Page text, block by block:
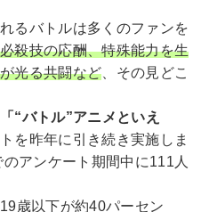
るバトルは多くのファンを
殺技の応酬、特殊能力を生
光る共闘など 、その見どこ
「“バトル”アニメといえ
を昨年に引き続き実施しま
アンケート期間中に111人
歳以下が約40パーセン